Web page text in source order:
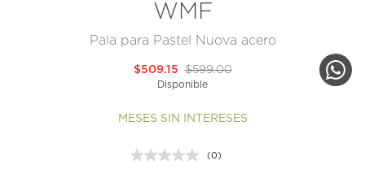
WMF
Pala para Pastel Nuova acero
$599.00
$509.15
Disponible
MESES SIN INTERESES
Sin
(0)